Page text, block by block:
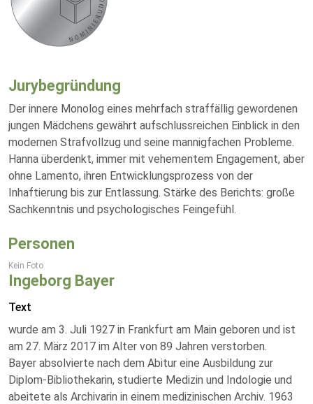
Jurybegründung
Der innere Monolog eines mehrfach straffällig gewordenen
jungen Mädchens gewährt aufschlussreichen Einblick in den
modernen Strafvollzug und seine mannigfachen Probleme.
Hanna überdenkt, immer mit vehementem Engagement, aber
ohne Lamento, ihren Entwicklungsprozess von der
Inhaftierung bis zur Entlassung. Stärke des Berichts: große
Sachkenntnis und psychologisches Feingefühl.
Personen
Kein Foto
Ingeborg Bayer
Text
wurde am 3. Juli 1927 in Frankfurt am Main geboren und ist
am 27. März 2017 im Alter von 89 Jahren verstorben.
Bayer absolvierte nach dem Abitur eine Ausbildung zur
Diplom-Bibliothekarin, studierte Medizin und Indologie und
abeitete als Archivarin in einem medizinischen Archiv. 1963